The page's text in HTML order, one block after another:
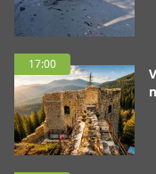
17:00